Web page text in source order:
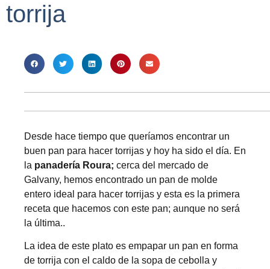
torrija
Desde hace tiempo que queríamos encontrar un
buen pan para hacer torrijas y hoy ha sido el día. En
la panadería Roura; cerca del mercado de
Galvany, hemos encontrado un pan de molde
entero ideal para hacer torrijas y esta es la primera
receta que hacemos con este pan; aunque no será
la última..
La idea de este plato es empapar un pan en forma
de torrija con el caldo de la sopa de cebolla y